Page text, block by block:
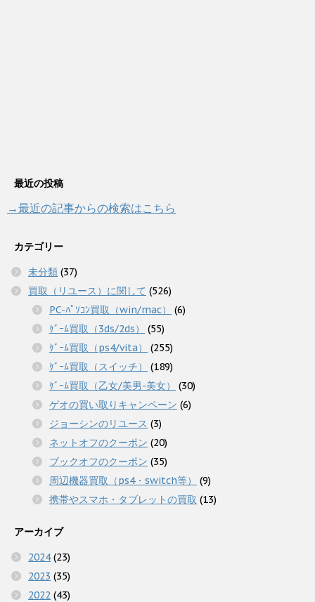
最近の投稿
→最近の記事からの検索はこちら
カテゴリー
未分類 (37)
買取（リユース）に関して (526)
PC-ﾊﾟｿｺﾝ買取（win/mac）
(6)
ｹﾞｰﾑ買取（3ds/2ds）
(55)
ｹﾞｰﾑ買取（ps4/vita）
(255)
ｹﾞｰﾑ買取（スイッチ）
(189)
ｹﾞｰﾑ買取（乙女/美男-美女）
(30)
ゲオの買い取りキャンペーン (6)
ジョーシンのリユース (3)
ネットオフのクーポン (20)
ブックオフのクーポン (35)
周辺機器買取（ps4・switch等）
(9)
携帯やスマホ・タブレットの買取 (13)
アーカイブ
2024(23)
2023 (35)
2022 (43)